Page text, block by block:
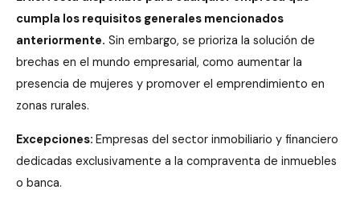
cumpla los requisitos generales mencionados
anteriormente. Sin embargo, se prioriza la solución de
brechas en el mundo empresarial, como aumentar la
presencia de mujeres y promover el emprendimiento en
zonas rurales.
Excepciones: Empresas del sector inmobiliario y financiero
dedicadas exclusivamente a la compraventa de inmuebles
o banca.